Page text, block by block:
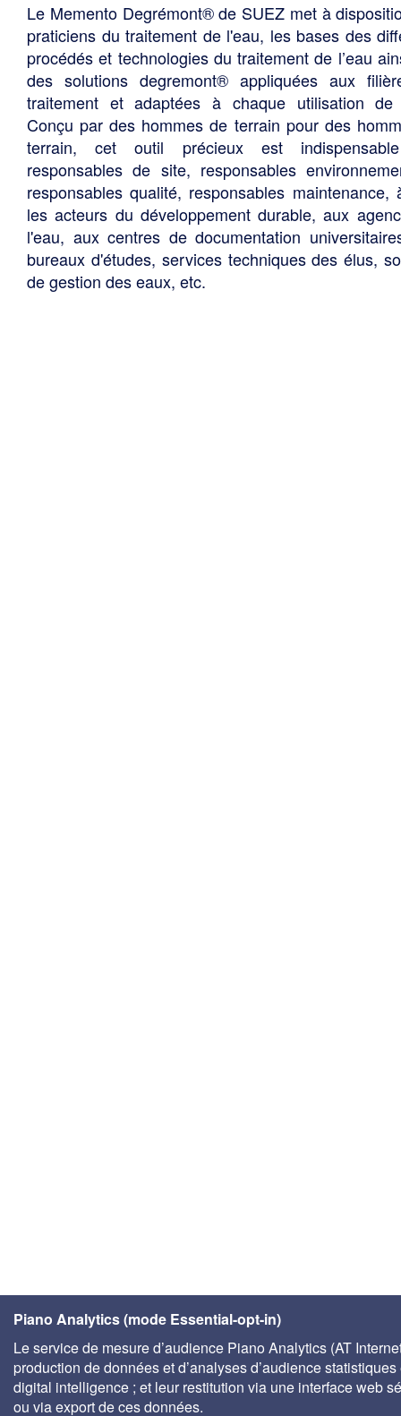
Le Memento Degrémont® de SUEZ met à
praticiens du traitement de l'eau, les bases des
procédés et technologies du traitement de l’eau
des solutions degremont® appliquées aux
traitement et adaptées à chaque utilisation de
Conçu par des hommes de terrain pour des
terrain, cet outil précieux est
responsables de site, responsables
responsables qualité, responsables maintenance,
les acteurs du développement durable, aux
l'eau, aux centres de documentation
bureaux d'études, services techniques des élus,
de gestion des eaux, etc.
Piano Analytics (mode Essential-opt-in)
Le service de mesure d’audience Piano Analytics (AT
production de données et d’analyses d’audience statistiques
digital intelligence ; et leur restitution via une interface web
ou via export de ces données.